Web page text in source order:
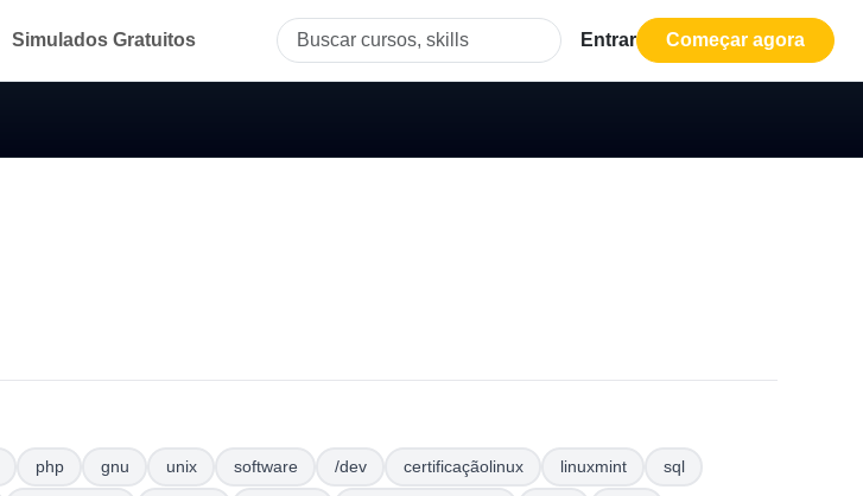
Simulados Gratuitos Entrar Começar agora
php gnu unix software /dev certificaçãolinux linuxmint sql